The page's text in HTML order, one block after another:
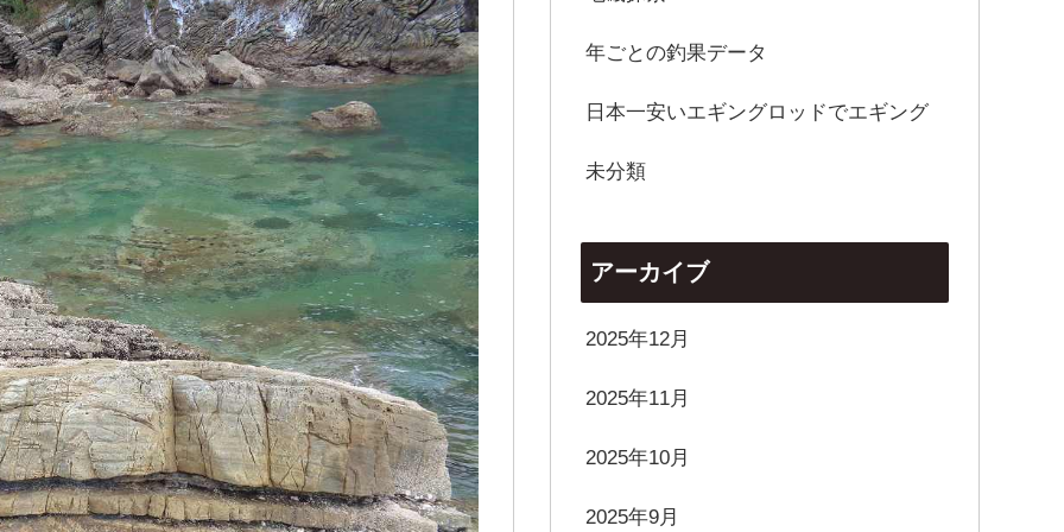
年ごとの釣果データ
日本一安いエギングロッドでエギング
未分類
アーカイブ
2025年12月
2025年11月
2025年10月
2025年9月